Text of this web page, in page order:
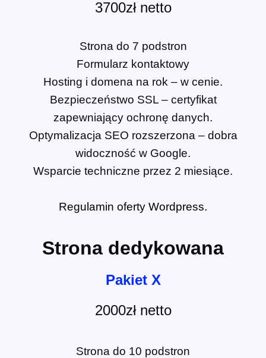
3700zł netto
Strona do 7 podstron
Formularz kontaktowy
Hosting i domena na rok – w cenie.
Bezpieczeństwo SSL – certyfikat
zapewniający ochronę danych.
Optymalizacja SEO rozszerzona – dobra
widoczność w Google.
Wsparcie techniczne przez 2 miesiące.
Regulamin oferty Wordpress.
Strona dedykowana
Pakiet X
2000zł netto
Strona do 10 podstron